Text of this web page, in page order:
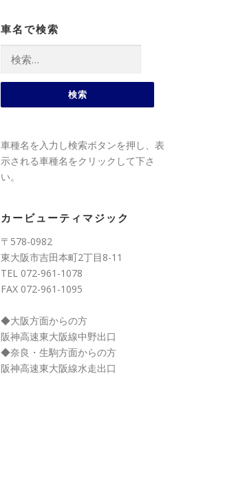
車名で検索
車種名を入力し検索ボタンを押し、表
示される車種名をクリックして下さ
い。
カービューティマジック
〒578-0982
東大阪市吉田本町2丁目8-11
TEL 072-961-1078
FAX 072-961-1095
◆大阪方面からの方
阪神高速東大阪線中野出口
◆奈良・生駒方面からの方
阪神高速東大阪線水走出口